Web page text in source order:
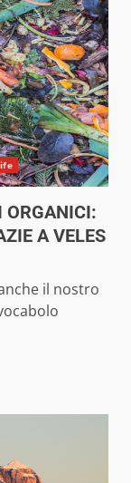
ORGANICI:
A VELES
il nostro